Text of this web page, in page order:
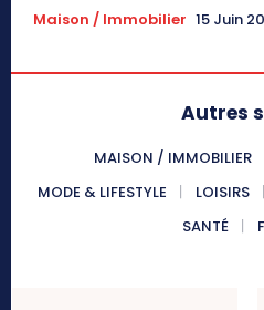
Maison / Immobilier 15 Juin
Autres
MAISON / IMMOBILIER
MODE & LIFESTYLE
LOISIRS
SANTÉ